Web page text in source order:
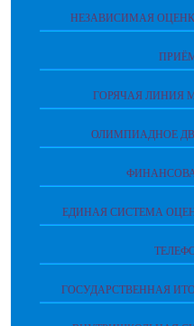
НЕЗАВИСИМАЯ
ГОРЯЧАЯ ЛИНИЯ
ОЛИМПИАДНОЕ
ЕДИНАЯ СИСТЕМА
ГОСУДАРСТВЕННАЯ